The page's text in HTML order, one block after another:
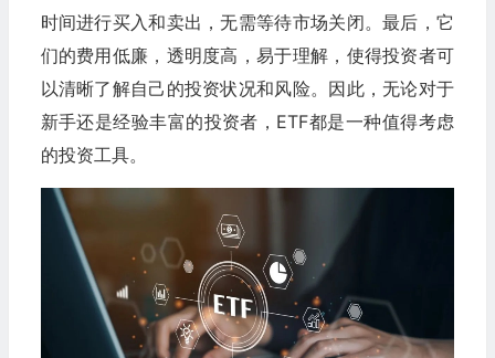
时间进行买入和卖出，无需等待市场关闭。最后，它
们的费用低廉，透明度高，易于理解，使得投资者可
以清晰了解自己的投资状况和风险。因此，无论对于
新手还是经验丰富的投资者，ETF都是一种值得考虑
的投资工具。